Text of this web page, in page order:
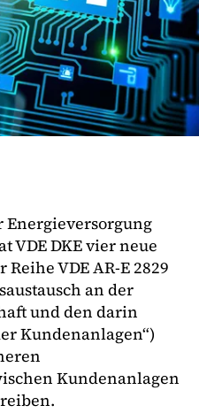
VDE DKE vier neue
VDE AR-E 2829
an der
und den darin
Kundenanlagen“)
Kundenanlagen